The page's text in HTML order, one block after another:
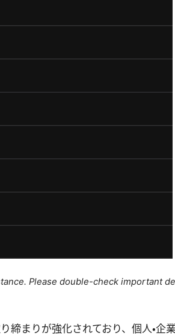
Please double-check important
まりが強化されており、個人・企